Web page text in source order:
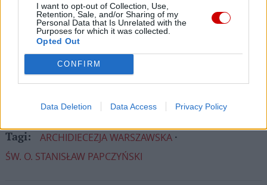
I want to opt-out of Collection, Use,
Retention, Sale, and/or Sharing of my
Personal Data that Is Unrelated with the
Purposes for which it was collected.
Opted Out
CONFIRM
Data Deletion Data Access Privacy Policy
Facebook
TwitterMessengerWhatsApp
EmailCopy Print
Tagi:
ARCHIDIECEZJA WARSZAWSKA
ŚW. O. STANISŁAW PAPCZYŃSKI